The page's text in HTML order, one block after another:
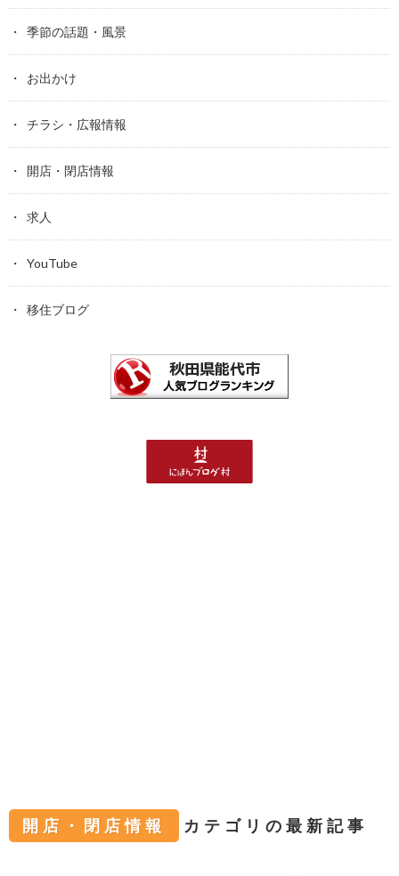
季節の話題・風景
お出かけ
チラシ・広報情報
開店・閉店情報
求人
YouTube
移住ブログ
開店・閉店情報 カテゴリの最新記事